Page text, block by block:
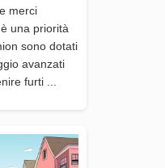
merci
una priorità
sono dotati
avanzati
furti ...